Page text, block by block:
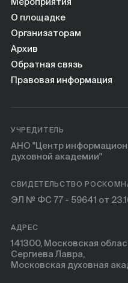
О площадке
Организаторам
Архив
Обратная связь
Правовая информация
УЧРЕДИТЕЛЬ
АНО "Центр
духовной академии"
СВИДЕТЕЛЬСТВО
ЭЛ № ФС 77 - 59641 от
АДРЕС
141300, Московская
Сергиева Лавра,
Московская духовная